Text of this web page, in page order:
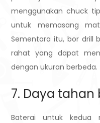
menggunakan chuck
untuk memasang
Sementara itu, bor drill
rahat yang dapat
dengan ukuran berbeda.
7. Daya tahan
Baterai untuk kedua